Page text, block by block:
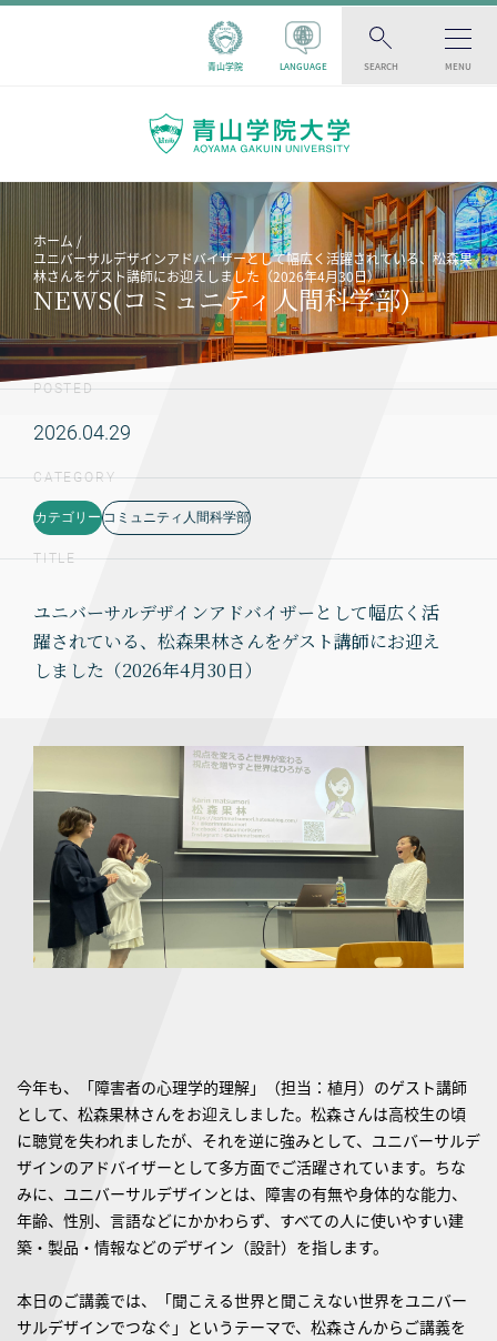
青山学院 LANGUAGE SEARCH MENU
ホーム
ユニバーサルデザインアドバイザーとして幅広く活躍されている、松森果
林さんをゲスト講師にお迎えしました（2026年4月30日）
NEWS(コミュニティ人間科学部)
POSTED
2026.04.29
CATEGORY
カテゴリー コミュニティ人間科学部
TITLE
ユニバーサルデザインアドバイザーとして幅広く活
躍されている、松森果林さんをゲスト講師にお迎え
しました（2026年4月30日）
今年も、「障害者の心理学的理解」（担当：植月）のゲスト講師
として、松森果林さんをお迎えしました。松森さんは高校生の頃
に聴覚を失われましたが、それを逆に強みとして、ユニバーサルデ
ザインのアドバイザーとして多方面でご活躍されています。ちな
みに、ユニバーサルデザインとは、障害の有無や身体的な能力、
年齢、性別、言語などにかかわらず、すべての人に使いやすい建
築・製品・情報などのデザイン（設計）を指します。
本日のご講義では、「聞こえる世界と聞こえない世界をユニバー
サルデザインでつなぐ」というテーマで、松森さんからご講義を